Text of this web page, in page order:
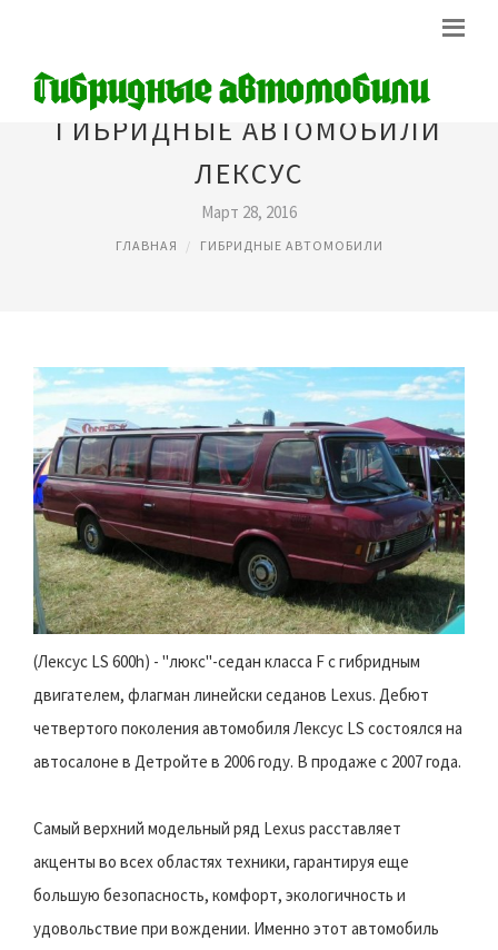
ГИБРИДНЫЕ АВТОМОБИЛИ
ЛЕКСУС
Март 28, 2016
ГЛАВНАЯ ГИБРИДНЫЕ АВТОМОБИЛИ
(Лексус LS 600h) - "люкс"-седан класса F с гибридным
двигателем, флагман линейски седанов Lexus. Дебют
четвертого поколения автомобиля Лексус LS состоялся на
автосалоне в Детройте в 2006 году. В продаже с 2007 года.
Самый верхний модельный ряд Lexus расставляет
акценты во всех областях техники, гарантируя еще
большую безопасность, комфорт, экологичность и
удовольствие при вождении. Именно этот автомобиль